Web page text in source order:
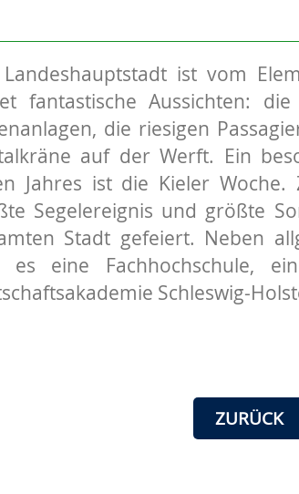
ist vom
fantastische Aussichten:
die riesigen
auf der Werft. Ein
Jahres ist die Kieler
Segelereignis und größte
Stadt gefeiert. Neben
es eine Fachhochschule,
Schleswig-
ZURÜCK